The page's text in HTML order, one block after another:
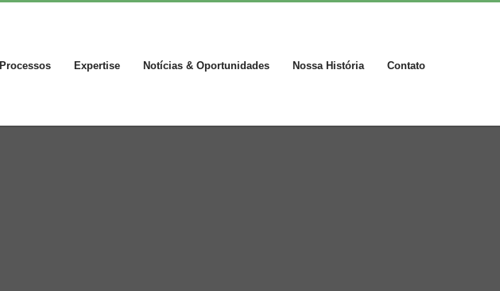
Processos Expertise Notícias & Oportunidades Nossa História Contato